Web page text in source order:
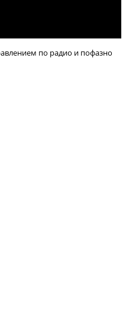
по радио и пофазно